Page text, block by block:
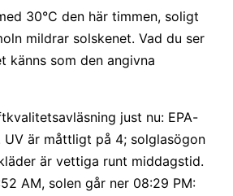
30°C den här timmen, soligt
mildrar solskenet. Vad du ser
som den angivna
just nu: EPA-
UV är måttligt på 4; solglasögon
är vettiga runt middagstid.
AM, solen går ner 08:29 PM: